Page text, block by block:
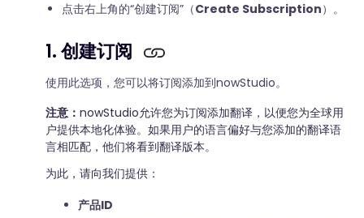
点击右上角的“创建订阅”（Create Subscription）。
1. 创建订阅
使用此选项，您可以将订阅添加到nowStudio。
注意： nowStudio允许您为订阅添加翻译，以便您为全球用
户提供本地化体验。如果用户的语言偏好与您添加的翻译语
言相匹配，他们将看到翻译版本。
为此，请向我们提供：
产品ID